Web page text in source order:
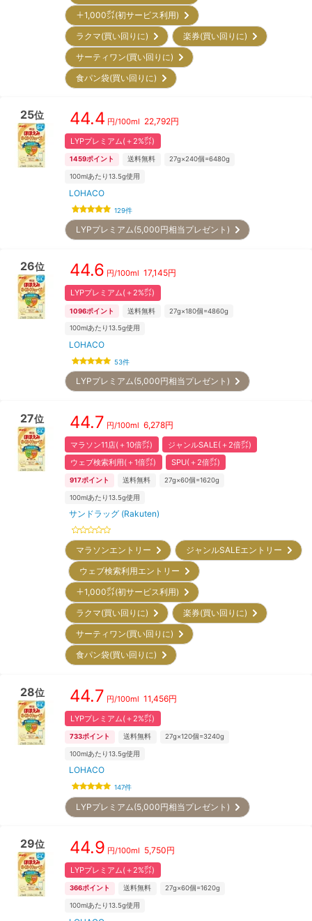
＋1,000㌽(初サービス利用)
ラクマ(買い回りに)
楽券(買い回りに)
サーティワン(買い回りに)
食パン袋(買い回りに)
25位 44.4 円/100ml 22,792円
LYPプレミアム(＋2%㌽)
1459ポイント 送料無料 27g×240個=6480g
100mlあたり13.5g使用
LOHACO
129件
LYPプレミアム(5,000円相当プレゼント)
26位 44.6 円/100ml 17,145円
LYPプレミアム(＋2%㌽)
1096ポイント 送料無料 27g×180個=4860g
100mlあたり13.5g使用
LOHACO
53件
LYPプレミアム(5,000円相当プレゼント)
27位 44.7 円/100ml 6,278円
マラソン11店(＋10倍㌽)
ジャンルSALE(＋2倍㌽)
ウェブ検索利用(＋1倍㌽)
SPU(＋2倍㌽)
917ポイント 送料無料 27g×60個=1620g
100mlあたり13.5g使用
サンドラッグ (Rakuten)
マラソンエントリー
ジャンルSALEエントリー
ウェブ検索利用エントリー
＋1,000㌽(初サービス利用)
ラクマ(買い回りに)
楽券(買い回りに)
サーティワン(買い回りに)
食パン袋(買い回りに)
28位 44.7 円/100ml 11,456円
LYPプレミアム(＋2%㌽)
733ポイント 送料無料 27g×120個=3240g
100mlあたり13.5g使用
LOHACO
147件
LYPプレミアム(5,000円相当プレゼント)
29位 44.9 円/100ml 5,750円
LYPプレミアム(＋2%㌽)
366ポイント 送料無料 27g×60個=1620g
100mlあたり13.5g使用